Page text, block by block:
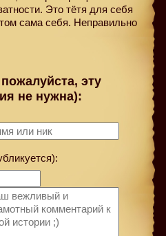
Это тётя для себя
сама себя. Неправильно
эту
не нужна):